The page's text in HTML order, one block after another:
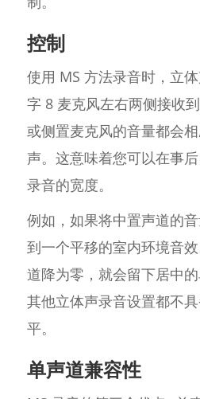
控制
使用 MS 方法录音时，立
字 8 麦克风左右两侧接收
或侧置麦克风的音量都会
声。这意味着您可以在事
录音的宽度。
例如，如果将中置声道的
到一个平移的室内环境音
道降为零，就会留下居中
其他立体声录音设置都不
平。
单声道兼容性